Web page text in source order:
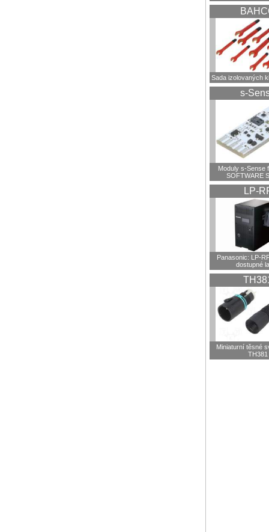
Sada izolovaných
s-
Moduly s-Sense
SOFTWARE
LP-
Panasonic: LP-
dostupné
Miniaturní těsné
TH381